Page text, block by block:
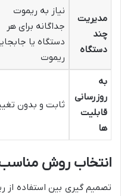
مدیریت
چند
دستگاه
نیاز به ریموت
جداگانه برای هر
دستگاه یا
ریموت
به
روزرسانی
قابلیت
ها
ثابت و بدون
انتخاب روش
تصمیم گیری بین استفاده از